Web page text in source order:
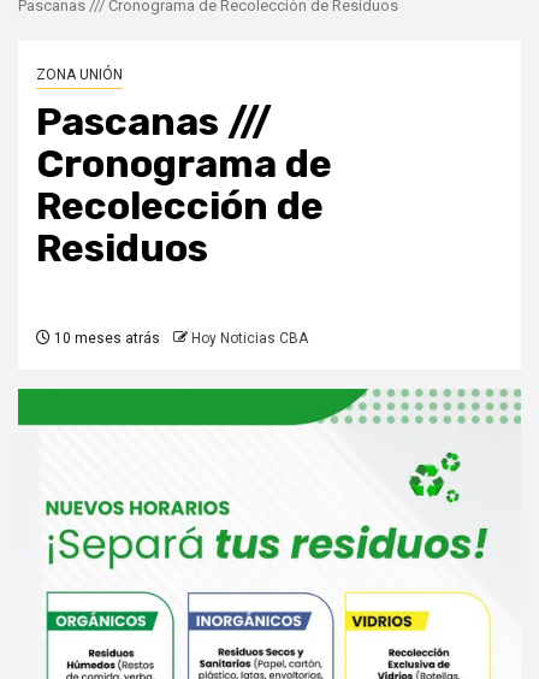
Pascanas /// Cronograma de Recolección de Residuos
ZONA UNIÓN
Pascanas ///
Cronograma de
Recolección de
Residuos
10 meses atrás Hoy Noticias CBA